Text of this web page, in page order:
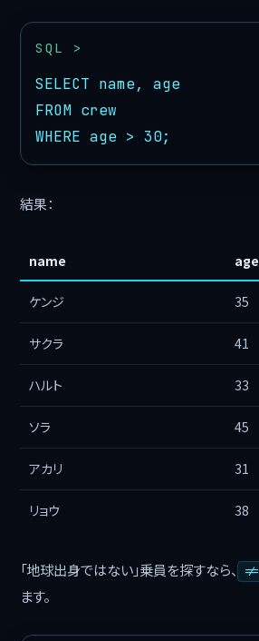
SELECT name, age
FROM crew
WHERE age > 30;
結果：
name age
ケンジ 35
サクラ 41
ハルト 33
ソラ 45
アカリ 31
リョウ 38
「地球出身ではない」乗員を探すなら、 !=
ます。